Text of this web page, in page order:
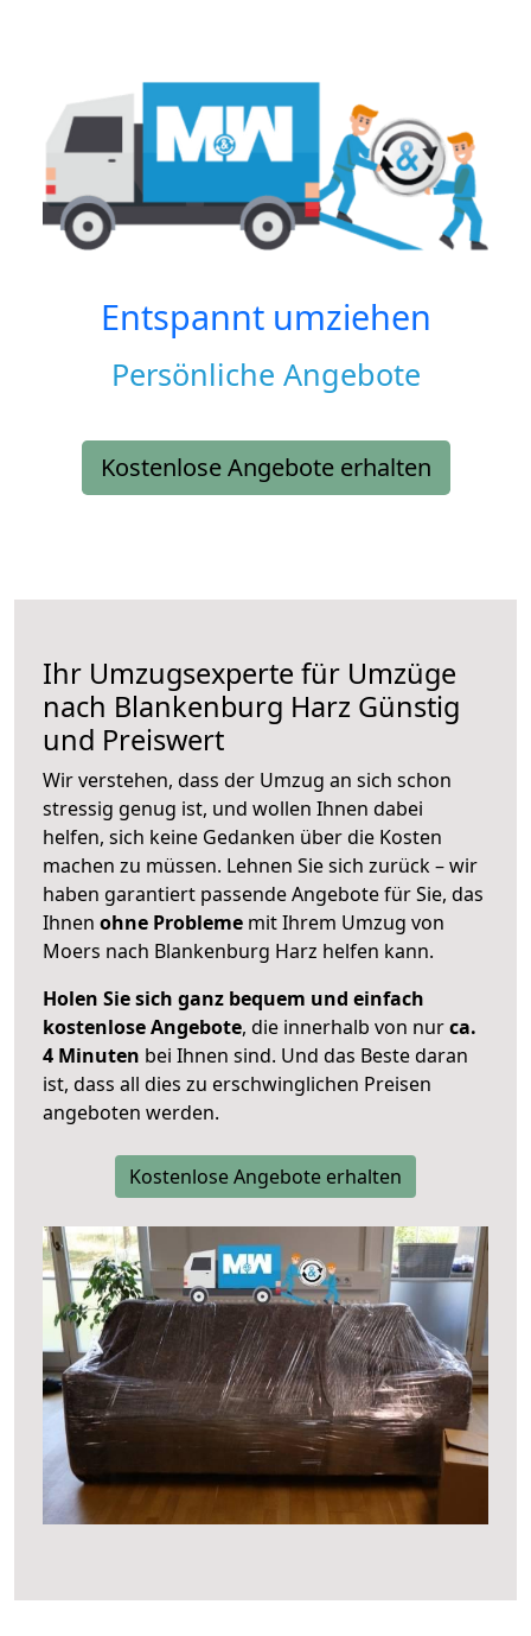
Entspannt umziehen
Persönliche Angebote
Kostenlose Angebote erhalten
Ihr Umzugsexperte für Umzüge
nach Blankenburg Harz Günstig
und Preiswert
Wir verstehen, dass der Umzug an sich schon
stressig genug ist, und wollen Ihnen dabei
helfen, sich keine Gedanken über die Kosten
machen zu müssen. Lehnen Sie sich zurück – wir
haben garantiert passende Angebote für Sie, das
Ihnen ohne Probleme mit Ihrem Umzug von
Moers nach Blankenburg Harz helfen kann.
Holen Sie sich ganz bequem und einfach
kostenlose Angebote, die innerhalb von nurca.
4 Minuten bei Ihnen sind. Und das Beste daran
ist, dass all dies zu erschwinglichen Preisen
angeboten werden.
Kostenlose Angebote erhalten